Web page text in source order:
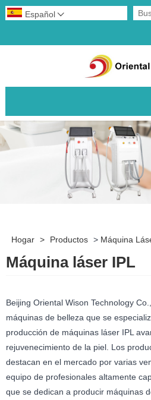
Español 
Hogar > Productos > Máquina
Máquina láser IPL
Beijing Oriental Wison Technology
máquinas de belleza que se
producción de máquinas láser IPL
rejuvenecimiento de la piel. Los
destacan en el mercado por varias
equipo de profesionales altamente
que se dedican a producir máquinas